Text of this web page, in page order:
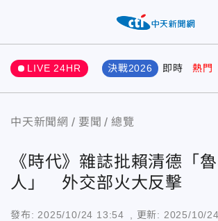
LIVE 24HR 決戰2026 即時 熱門
中天新聞網 要聞 總覽
《時代》雜誌批賴清德「
人」 外交部火大反擊
發布: 2025/10/24 13:54 , 更新: 2025/10/